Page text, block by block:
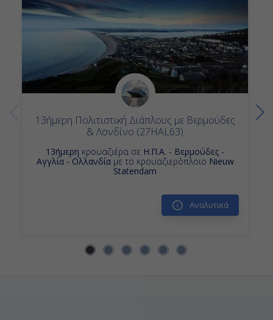
19:00
Ημέρα 14η
Ντόβερ (Λονδίνο), Αγγλία
13ήμερη Πολιτιστική Διάπλους με Βερμούδες
& Λονδίνο (27HAL63)
13ήμερη κρουαζιέρα σε Η.Π.Α. - Βερμούδες -
Αγγλία - Ολλανδίαμε το κρουαζιερόπλοιο Nieuw
Statendam
Αναλυτικά